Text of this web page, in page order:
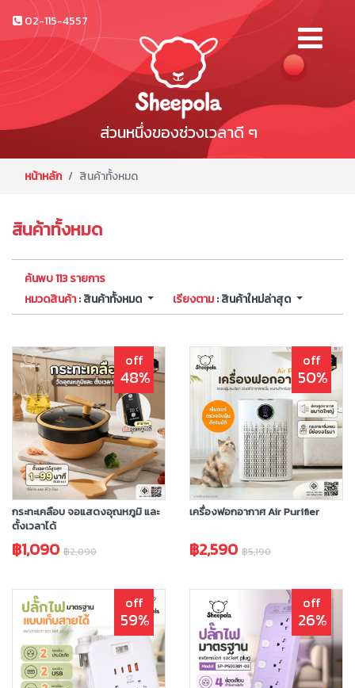
02-115-4557
ส่วนหนึ่งของช่วงเวลาดี ๆ
หน้าหลัก สินค้าทั้งหมด
สินค้าทั้งหมด
ค้นพบ 113 รายการ
หมวดสินค้า: สินค้าทั้งหมด เรียงตาม: สินค้าใหม่ล่าสุด
off
48%
กระทะเคลือบ จอแสดงอุณหภูมิ และ
ตั้งเวลาได้
฿1,090 ฿2,090
off
50%
เครื่องฟอกอากาศ Air Purifier
฿2,590 ฿5,190
off
59%
off
26%